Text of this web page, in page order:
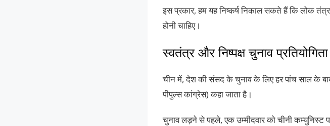
इस प्रकार, हम यह निष्कर्ष निकाल सकते हैं कि लोक तंत्र
होनी चाहिए।
स्वतंत्र और निष्पक्ष चुनाव प्रतियोगिता
चीन में, देश की संसद के चुनाव के लिए हर पांच साल के
पीपुल्स कांग्रेस) कहा जाता है।
चुनाव लड़ने से पहले, एक उम्मीदवार को चीनी कम्युनिस्ट